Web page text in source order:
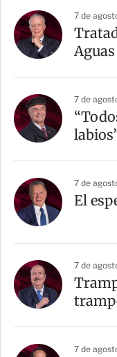
a
r
t
7 de
7 de
7 de
El
7 de
7 de